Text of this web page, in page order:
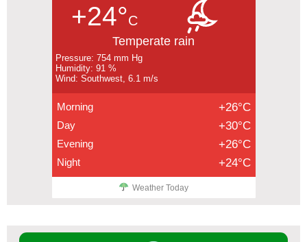
+24°C
Temperate rain
Pressure: 754 mm Hg
Humidity: 91 %
Wind: Southwest, 6.1 m/s
Morning +26°C
Day +30°C
Evening +26°C
Night +24°C
Weather Today